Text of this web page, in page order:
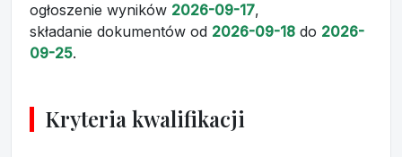
ogłoszenie wyników 2026-09-17,
składanie dokumentów od 2026-09-18 do 2026-
09-25.
Kryteria kwalifikacji